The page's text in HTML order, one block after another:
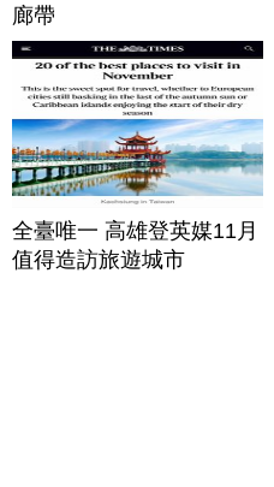
廊帶
全臺唯一 高雄登英媒11月
值得造訪旅遊城市